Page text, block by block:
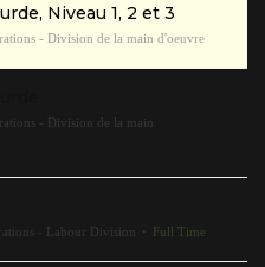
Niveau 1, 2 et 3
- Division de la main d'oeuvre
- Division de la main
- Labour Division Full Time